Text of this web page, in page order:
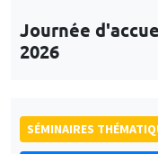
Journée
2026
SÉMINAIRES